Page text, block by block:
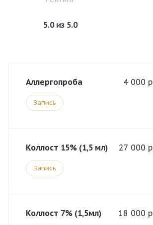
5.0 из 5.0
4 000
Аллергопроба
Запись
27 000
Коллост 15% (1,5 мл)
Запись
18 000
Коллост 7% (1,5мл)